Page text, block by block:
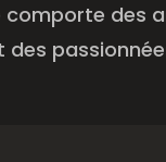
comporte des
des